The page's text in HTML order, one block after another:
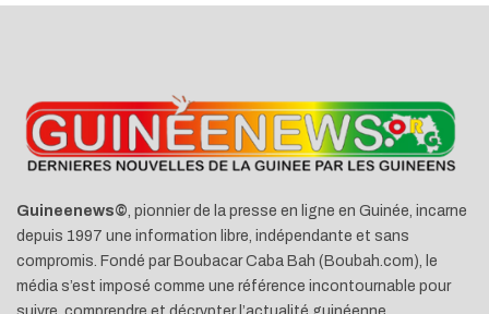
Guineenews©, pionnier de la presse en ligne en Guinée, incarne
depuis 1997 une information libre, indépendante et sans
compromis. Fondé par Boubacar Caba Bah (Boubah.com), le
média s’est imposé comme une référence incontournable pour